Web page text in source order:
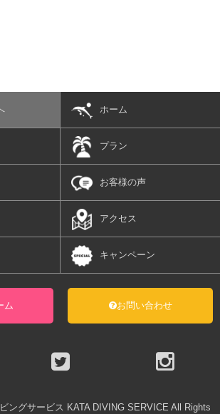
ホーム
プラン
お客様の声
アクセス
キャンペーン
ム お問い合わせ
ングサービス KATA DIVING SERVICE All Rights